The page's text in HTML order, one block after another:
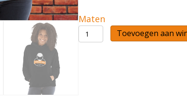
Maten
Hoodie
aantal
Toevoegen aan